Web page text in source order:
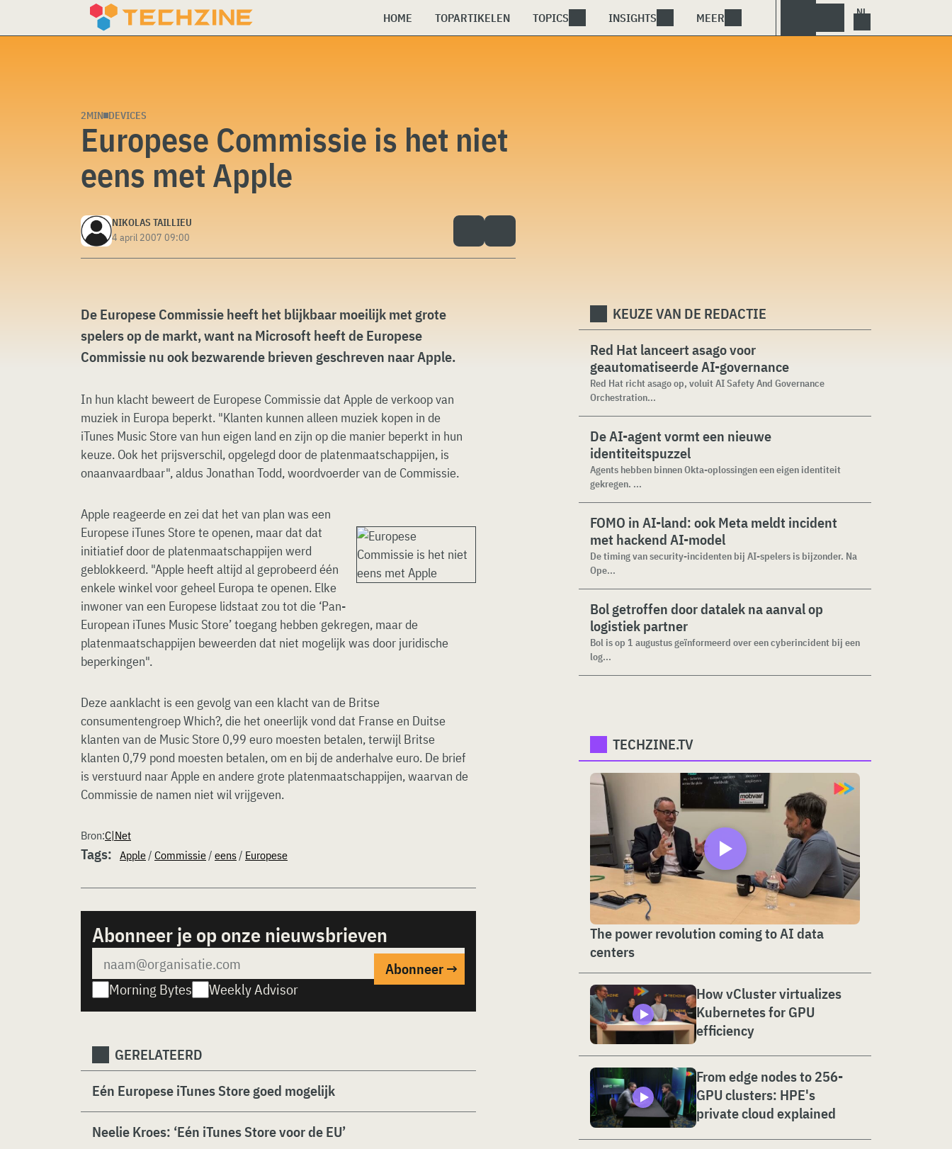
HOME TOPARTIKELEN TOPICS INSIGHTS MEER
2MIN DEVICES
Europese Commissie is het niet
eens met Apple
NIKOLAS TAILLIEU
4 april 2007 09:00
De Europese Commissie heeft het blijkbaar moeilijk met grote
spelers op de markt, want na Microsoft heeft de Europese
Commissie nu ook bezwarende brieven geschreven naar Apple.
In hun klacht beweert de Europese Commissie dat Apple de verkoop van
muziek in Europa beperkt. "Klanten kunnen alleen muziek kopen in de
iTunes Music Store van hun eigen land en zijn op die manier beperkt in hun
keuze. Ook het prijsverschil, opgelegd door de platenmaatschappijen, is
onaanvaardbaar", aldus Jonathan Todd, woordvoerder van de Commissie.
Apple reageerde en zei dat het van plan was een
Europese iTunes Store te openen, maar dat dat
initiatief door de platenmaatschappijen werd
geblokkeerd. "Apple heeft altijd al geprobeerd één
enkele winkel voor geheel Europa te openen. Elke
inwoner van een Europese lidstaat zou tot die ‘Pan-
European iTunes Music Store’ toegang hebben gekregen, maar de
platenmaatschappijen beweerden dat niet mogelijk was door juridische
beperkingen".
Deze aanklacht is een gevolg van een klacht van de Britse
consumentengroep Which?, die het oneerlijk vond dat Franse en Duitse
klanten van de Music Store 0,99 euro moesten betalen, terwijl Britse
klanten 0,79 pond moesten betalen, om en bij de anderhalve euro. De brief
is verstuurd naar Apple en andere grote platenmaatschappijen, waarvan de
Commissie de namen niet wil vrijgeven.
Bron:C|Net
Tags: Apple/ Commissie/ eens/ Europese
Abonneer je op onze nieuwsbrieven
Morning Bytes Weekly Advisor
GERELATEERD
Eén Europese iTunes Store goed mogelijk
Neelie Kroes: ‘Eén iTunes Store voor de EU’
KEUZE VAN DE REDACTIE
Red Hat lanceert asago voor
geautomatiseerde AI-governance
Red Hat richt asago op, voluit AI Safety And Governance
Orchestration...
De AI-agent vormt een nieuwe
identiteitspuzzel
Agents hebben binnen Okta-oplossingen een eigen identiteit
gekregen. ...
FOMO in AI-land: ook Meta meldt incident
met hackend AI-model
De timing van security-incidenten bij AI-spelers is bijzonder. Na
Ope...
Bol getroffen door datalek na aanval op
logistiek partner
Bol is op 1 augustus geïnformeerd over een cyberincident bij een
log...
TECHZINE.TV
The power revolution coming to AI data
centers
How vCluster virtualizes
Kubernetes for GPU
efficiency
From edge nodes to 256-
GPU clusters: HPE's
private cloud explained